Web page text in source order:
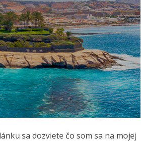
sa dozviete čo som sa na mojej